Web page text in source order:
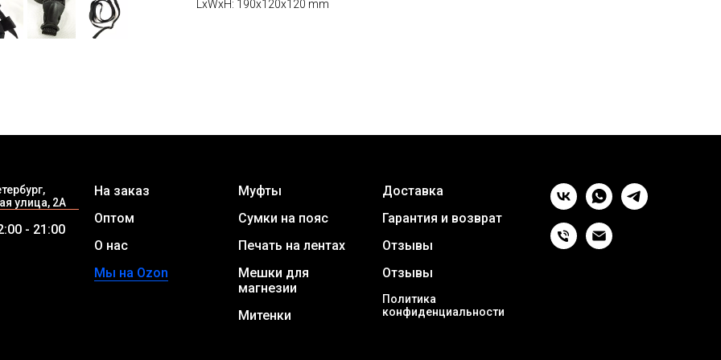
LxWxH: 190x120x120 mm
улица, 2А
- 21:00
На заказ
Оптом
О нас
Мы на Ozon
Муфты
Сумки на пояс
Печать на лентах
Мешки для
магнезии
Митенки
Доставка
Гарантия и возврат
Отзывы
Отзывы
Политика
конфиденциальности